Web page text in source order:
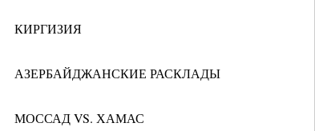
КИРГИЗИЯ
АЗЕРБАЙДЖАНСКИЕ РАСКЛАДЫ
МОССАД VS. ХАМАС